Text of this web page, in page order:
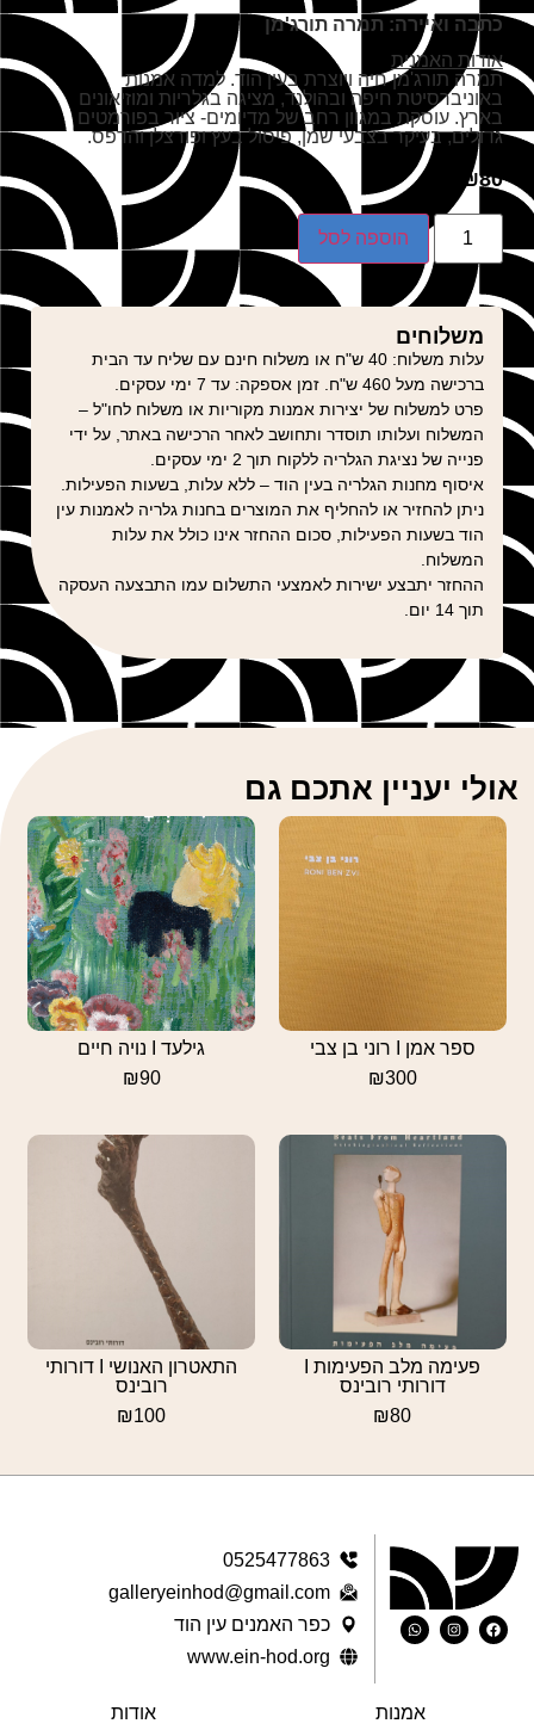
כתבה ואיירה: תמרה תורג'מן
אודות האמנית
תמרה תורג'מן חיה ויוצרת בעין הוד. למדה אמנות
באוניברסיטת חיפה ובהולנד, מציגה בגלריות ומוזיאונים
בארץ. עוסקת במגוון רחב של מדיומים- ציור בפורמטים
גדולים, בעיקר בצבעי שמן, פיסול בעץ ופורצלן והדפס.
₪80
הוספה לסל
משלוחים
עלות משלוח: 40 ש"ח או משלוח חינם עם שליח עד הבית
ברכישה מעל 460 ש"ח. זמן אספקה: עד 7 ימי עסקים.
פרט למשלוח של יצירות אמנות מקוריות או משלוח לחו"ל –
המשלוח ועלותו תוסדר ותחושב לאחר הרכישה באתר, על ידי
פנייה של נציגת הגלריה ללקוח תוך 2 ימי עסקים.
איסוף מחנות הגלריה בעין הוד – ללא עלות, בשעות הפעילות.
ניתן להחזיר או להחליף את המוצרים בחנות גלריה לאמנות עין
הוד בשעות הפעילות, סכום ההחזר אינו כולל את עלות
המשלוח.
ההחזר יתבצע ישירות לאמצעי התשלום עמו התבצעה העסקה
תוך 14 יום.
אולי יעניין אתכם גם
ספר אמן I רוני בן צבי
₪300
גילעד I נויה חיים
₪90
דורותי רובינס
₪80
התאטרון האנושי I דורותי
רובינס
₪100
0525477863
galleryeinhod@gmail.com
כפר האמנים עין הוד
www.ein-hod.org
אמנות אודות